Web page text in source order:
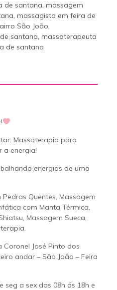
de santana, massagem
, massagista em feira de
São João,
santana, massoterapeuta
de santana
Massoterapia para
a energia!
energias de uma
Quentes, Massagem
com Manta Térmica,
Massagem Sueca,
Coronel José Pinto dos
andar – São João – Feira
seg a sex das 08h ás 18h e